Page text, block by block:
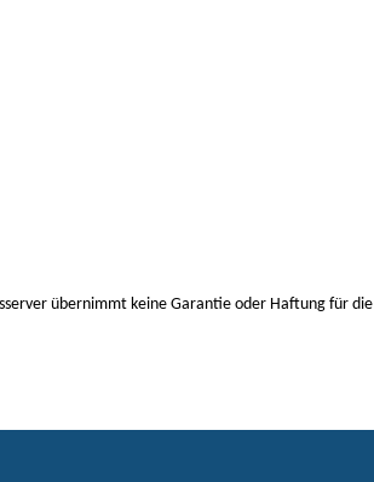
übernimmt keine Garantie oder Haftung für die